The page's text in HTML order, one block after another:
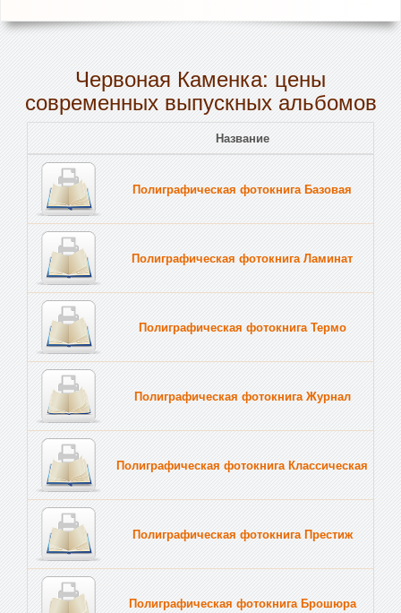
Червоная Каменка: цены
современных выпускных альбомов
Название
Полиграфическая фотокнига Базовая
Полиграфическая фотокнига Ламинат
Полиграфическая фотокнига Термо
Полиграфическая фотокнига Журнал
Полиграфическая фотокнига Классическая
Полиграфическая фотокнига Престиж
Полиграфическая фотокнига Брошюра